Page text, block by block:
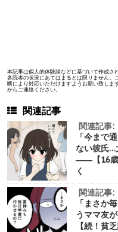
本記事は個人的体験談などに基づいて作成さ
各読者の状況にあてはまるとは限りません。
断により対応いただけますようお願い致しま
からご連絡ください。
関連記事
関連記事:
「今まで
ない彼氏…
――【16歳
く
関連記事:
「まさか
うママ友
【続！貧